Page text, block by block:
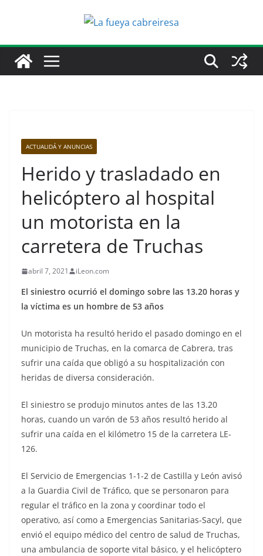
ACTUALIDÁ Y ANUNCIAS
Herido y trasladado en
helicóptero al hospital
un motorista en la
carretera de Truchas
abril 7, 2021 iLeon.com
El siniestro ocurrió el domingo sobre las 13.20 horas y
la víctima es un hombre de 53 años
Un motorista ha resultó herido el pasado domingo en el
municipio de Truchas, en la comarca de Cabrera, tras
sufrir una caída que obligó a su hospitalización con
heridas de diversa consideración.
El siniestro se produjo minutos antes de las 13.20
horas, cuando un varón de 53 años resultó herido al
sufrir una caída en el kilómetro 15 de la carretera LE-
126.
El Servicio de Emergencias 1-1-2 de Castilla y León avisó
a la Guardia Civil de Tráfico, que se personaron para
regular el tráfico en la zona y coordinar todo el
operativo, así como a Emergencias Sanitarias-Sacyl, que
envió el equipo médico del centro de salud de Truchas,
una ambulancia de soporte vital básico, y el helicóptero